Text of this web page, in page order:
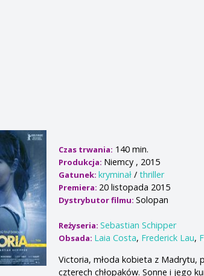
Czas trwania: 140 min.
Produkcja: Niemcy , 2015
Gatunek:kryminał /thriller
Premiera: 20 listopada 2015
Dystrybutor filmu:Solopan
Reżyseria:Sebastian Schipper
Obsada: Laia Costa, Frederick Lau,
Victoria, młoda kobieta z Madrytu,
czterech chłopaków. Sonne i jego